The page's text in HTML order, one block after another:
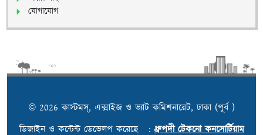
যোগাযোগ
© 2026 কাস্টমস্, এক্সাইজ ও ভ্যাট কমিশনারেট, ঢাকা (পূর্ব )
ডিজাইন ও কন্টেন্ট ডেভেলপ করেছে : ধ্রুপদী টেকনো কনসোর্টিয়াম